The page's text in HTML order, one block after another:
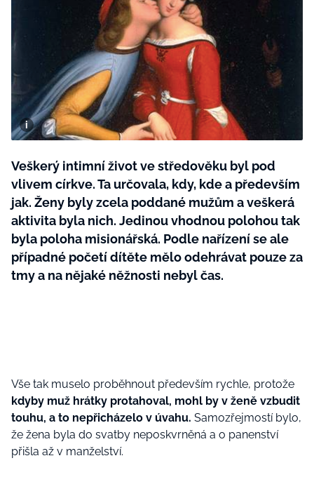
Všechny kategorie
Všechny kategorie
Tvoření
Rady a tipy
BurdaMedia
Extra
SVĚT ŽENY - 599 KČ
ROČNÍ PŘEDPLATNÉ SVĚT ŽENY +
SADA PRODUKTŮ MANA (10 ks)
Veškerý intimní život ve středověku byl pod
vlivem církve. Ta určovala, kdy, kde a především
jak. Ženy byly zcela poddané mužům a veškerá
aktivita byla nich. Jedinou vhodnou polohou tak
byla poloha misionářská. Podle nařízení se ale
případné početí dítěte mělo odehrávat pouze za
tmy a na nějaké něžnosti nebyl čas.
Vše tak muselo proběhnout především rychle, protože
kdyby muž hrátky protahoval, mohl by v ženě vzbudit
touhu, a to nepřicházelo v úvahu. Samozřejmostí bylo,
že žena byla do svatby neposkvrněná a o panenství
přišla až v manželství.